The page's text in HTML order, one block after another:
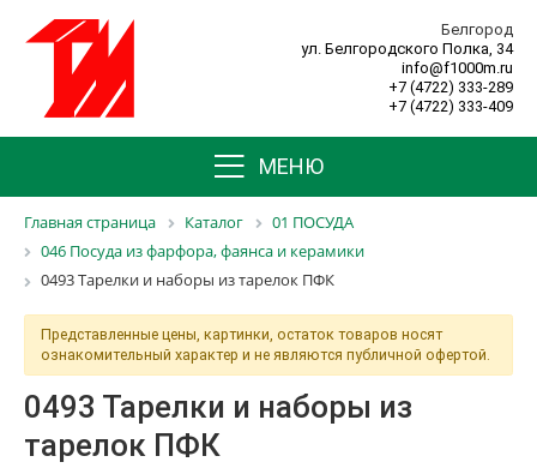
Белгород
ул. Белгородского Полка, 34
info@f1000m.ru
+7 (4722) 333-289
+7 (4722) 333-409
МЕНЮ
Главная страница Каталог
01 ПОСУДА
046 Посуда из фарфора, фаянса и керамики
0493 Тарелки и наборы из тарелок ПФК
Представленные цены, картинки, остаток товаров носят
ознакомительный характер и не являются публичной офертой.
0493 Тарелки и наборы из
тарелок ПФК